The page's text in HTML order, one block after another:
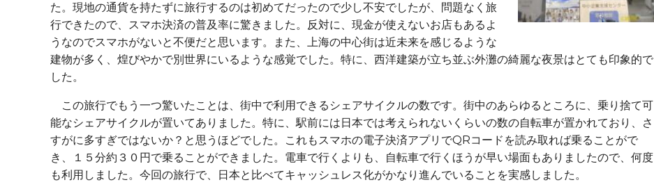
た。現地の通貨を持たずに旅行するのは初めてだったので少し不安でしたが、問題なく旅
行できたので、スマホ決済の普及率に驚きました。反対に、現金が使えないお店もあるよ
うなのでスマホがないと不便だと思います。また、上海の中心街は近未来を感じるような
建物が多く、煌びやかで別世界にいるような感覚でした。特に、西洋建築が立ち並ぶ外灘の綺麗な夜景はとても印象的で
した。
この旅行でもう一つ驚いたことは、街中で利用できるシェアサイクルの数です。街中のあらゆるところに、乗り捨て可
能なシェアサイクルが置いてありました。特に、駅前には日本では考えられないくらいの数の自転車が置かれており、さ
すがに多すぎではないか？と思うほどでした。これもスマホの電子決済アプリでQRコードを読み取れば乗ることがで
き、１５分約３０円で乗ることができました。電車で行くよりも、自転車で行くほうが早い場面もありましたので、何度
も利用しました。今回の旅行で、日本と比べてキャッシュレス化がかなり進んでいることを実感しました。